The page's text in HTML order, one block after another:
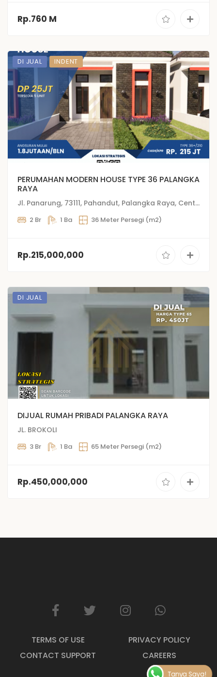
Rp.760 M
DI JUAL INDENT
PERUMAHAN MODERN HOUSE TYPE 36 PALANGKA
RAYA
Jl. Panarung, 73111, Pahandut, Palangka Raya, Central Kalimantan, Indonesia
2 Br 1 Ba 36 Meter Persegi (m2)
Rp.215,000,000
DI JUAL
DIJUAL RUMAH PRIBADI PALANGKA RAYA
JL. BROKOLI
3 Br 1 Ba 65 Meter Persegi (m2)
Rp.450,000,000
TERMS OF USE
PRIVACY POLICY
CONTACT SUPPORT
CAREERS
Tanya Saya!